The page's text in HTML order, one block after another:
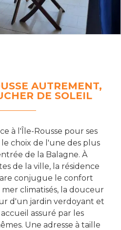
AUTREMENT,
DE SOLEIL
à l'Île-Rousse pour ses
le choix de l'une des plus
de la Balagne. À
de la ville, la résidence
conjugue le confort
climatisés, la douceur
d'un jardin verdoyant et
assuré par les
Une adresse à taille